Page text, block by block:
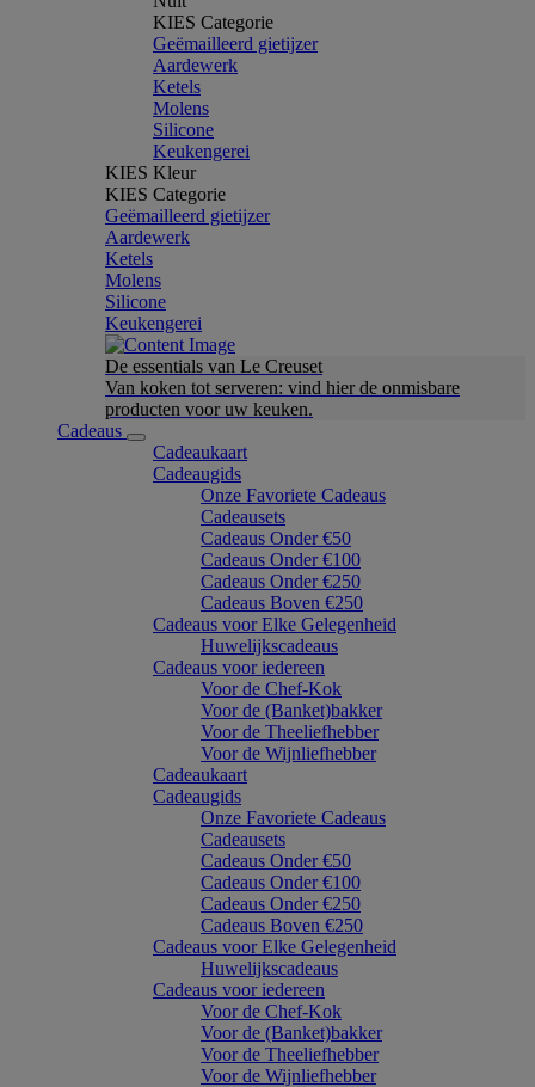
KIES Categorie
Geëmailleerd gietijzer
Aardewerk
Ketels
Molens
Silicone
Keukengerei
KIES Kleur
KIES Categorie
Geëmailleerd gietijzer
Aardewerk
Ketels
Molens
Silicone
Keukengerei
De essentials van Le Creuset
Van koken tot serveren: vind hier de onmisbare
producten voor uw keuken.
Cadeaus
Cadeaukaart
Cadeaugids
Onze Favoriete Cadeaus
Cadeausets
Cadeaus Onder €50
Cadeaus Onder €100
Cadeaus Onder €250
Cadeaus Boven €250
Cadeaus voor Elke Gelegenheid
Huwelijkscadeaus
Cadeaus voor iedereen
Voor de Chef-Kok
Voor de (Banket)bakker
Voor de Theeliefhebber
Voor de Wijnliefhebber
Cadeaukaart
Cadeaugids
Onze Favoriete Cadeaus
Cadeausets
Cadeaus Onder €50
Cadeaus Onder €100
Cadeaus Onder €250
Cadeaus Boven €250
Cadeaus voor Elke Gelegenheid
Huwelijkscadeaus
Cadeaus voor iedereen
Voor de Chef-Kok
Voor de (Banket)bakker
Voor de Theeliefhebber
Voor de Wijnliefhebber